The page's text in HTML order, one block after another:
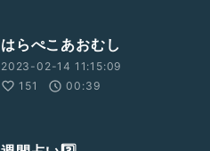
はらぺこあおむし
2023-02-14 11:15:09
151
00:39